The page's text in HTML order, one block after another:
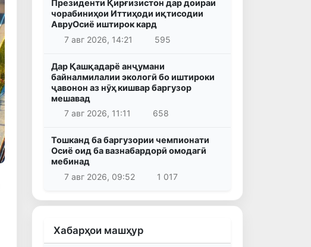
Президенти Қирғизистон дар доираи
чорабиниҳои Иттиҳоди иқтисодии
АвруОсиё иштирок кард
7 авг 2026, 14:21
595
Дар Қашқадарё анҷумани
байналмилалии экологӣ бо иштироки
ҷавонон аз нӯҳ кишвар баргузор
мешавад
7 авг 2026, 11:11
658
Тошканд ба баргузории чемпионати
Осиё оид ба вазнабардорӣ омодагӣ
мебинад
7 авг 2026, 09:52
1 017
Хабарҳои машҳур